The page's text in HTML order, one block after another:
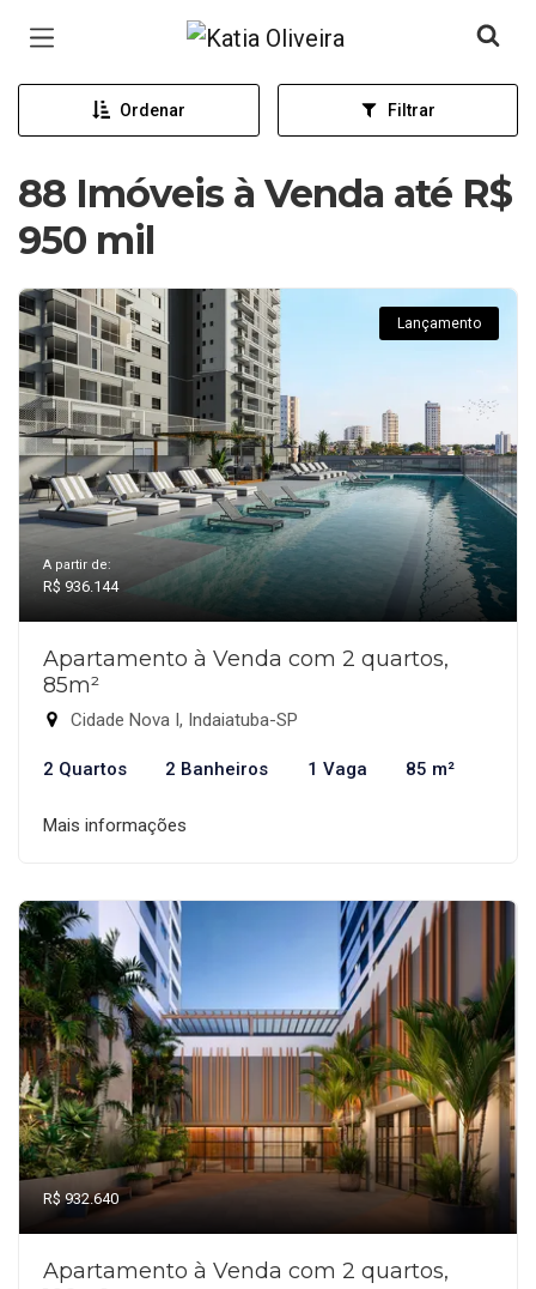
Página inicial
Ordenar Filtrar
88 Imóveis à Venda até R$
950 mil
Lançamento
A partir de:
R$ 936.144
Apartamento à Venda com 2 quartos,
85m²
Cidade Nova I, Indaiatuba-SP
2 Quartos 2 Banheiros 1 Vaga 85 m²
Mais informações
R$ 932.640
Apartamento à Venda com 2 quartos,